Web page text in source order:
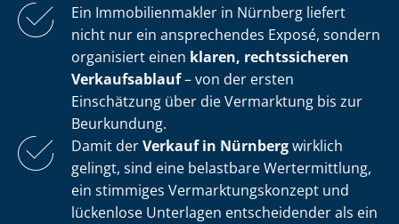
Ein Im­mo­bi­li­en­mak­ler in Nürnberg liefert
nicht nur ein ansprechendes Exposé, sondern
organisiert einen klaren, rechtssicheren
Verkaufsablauf– von der ersten
Einschätzung über die Vermarktung bis zur
Beurkundung.
Damit derVerkauf in Nürnbergwirklich
gelingt, sind eine belastbare Wertermittlung,
ein stimmiges Ver­mark­tungs­kon­zept und
lückenlose Unterlagen entscheidender als ein